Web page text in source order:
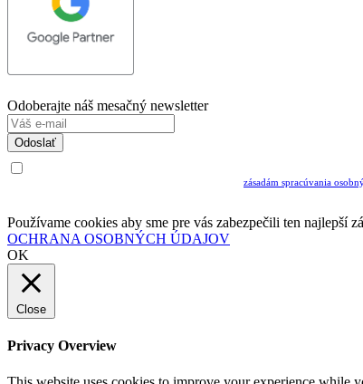
Odoberajte náš mesačný newsletter
Odoslať
zásadám spracúvania
Používame cookies aby sme pre vás zabezpečili ten
OCHRANA OSOBNÝCH ÚDAJOV
OK
Close
Privacy Overview